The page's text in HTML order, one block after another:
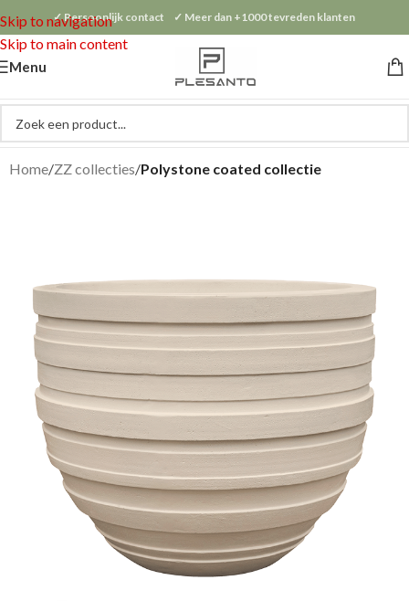
Skip to navigation
Skip to main content
✓ Persoonlijk contact ✓ Meer dan +1000 tevreden klanten
Menu
Home ZZ collecties Polystone coated collectie